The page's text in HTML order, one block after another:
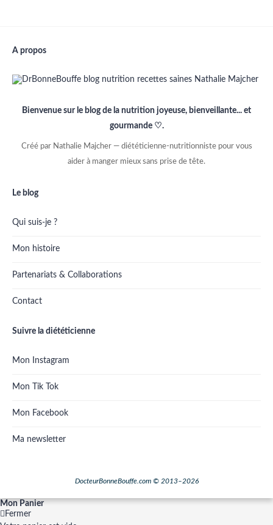
A propos
Bienvenue sur le blog de la nutrition joyeuse, bienveillante... et
gourmande ♡.
Créé par Nathalie Majcher — diététicienne-nutritionniste pour vous
aider à manger mieux sans prise de tête.
Le blog
Qui suis-je ?
Mon histoire
Partenariats & Collaborations
Contact
Suivre la diététicienne
Mon Instagram
Mon Tik Tok
Mon Facebook
Ma newsletter
DocteurBonneBouffe.com © 2013–2026
Mon Panier
Fermer